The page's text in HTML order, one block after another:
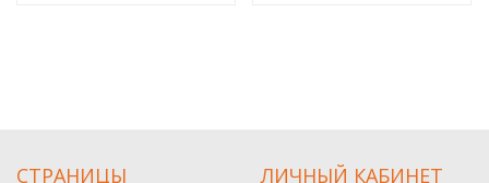
СТРАНИЦЫ ЛИЧНЫЙ КАБИНЕТ